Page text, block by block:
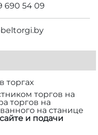
690 54 09
торгах
торгов на
торгов на
на станице
и подачи